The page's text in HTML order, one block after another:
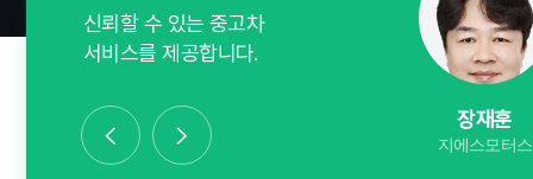
신뢰할 수 있는 중고차
서비스를 제공합니다.
김기주
스카이모터스
박경희
대경자동차상